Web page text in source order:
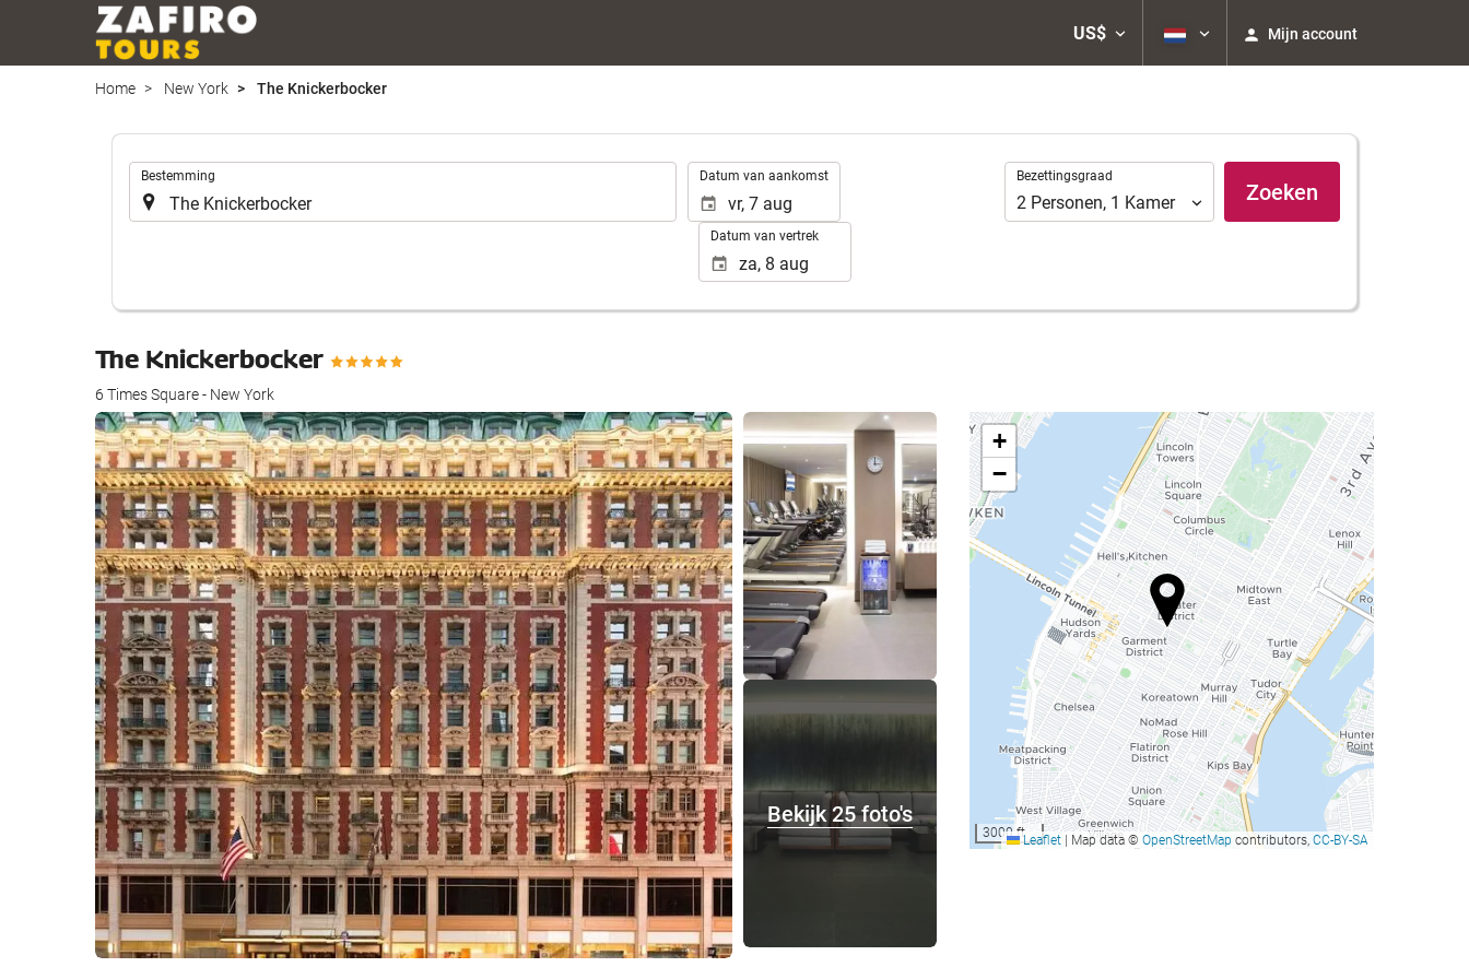
US$ Mijn account
Home New York The Knickerbocker
Bestemming Datum van aankomst
Datum van vertrek
Bezettingsgraad
Bezettingsgraad
2 Personen, 1 Kamer Zoeken
The Knickerbocker
6 Times Square - New York
Bekijk 25 foto's
Bekijk 25 foto's
+
−
3000 ftLeaflet Map data © OpenStreetMap contributors, CC-BY-SA